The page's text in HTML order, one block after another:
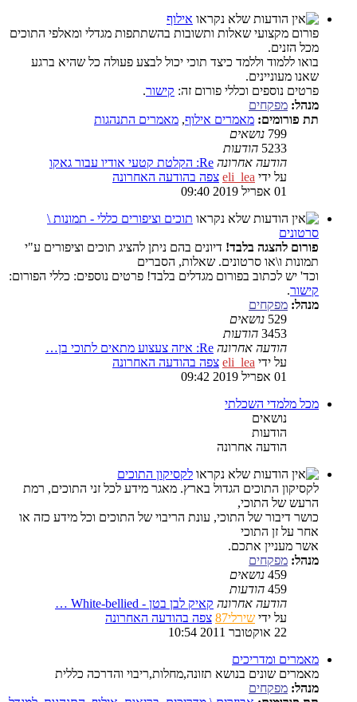
אילוף
פורום מקצועי שאלות ותשובות בהשתתפות מגדלי ומאלפי התוכים
מכל הזנים.
בואו ללמוד וללמד כיצד תוכי יכול לבצע פעולה כל שהיא ברגע
שאנו מעוניינים.
פרטים נוספים וכללי פורום זה: קישור.
מנהל: מפקחים
תת פורומים: מאמרים אילוף, מאמרים התנהגות
799 נושאים
5233 הודעות
הודעה אחרונה Re: הקלטת קטעי אודיו עבור גאקו
על ידי eli_lea צפה בהודעה האחרונה
01 אפריל 2019 09:40
תוכים וציפורים כללי - תמונות \
סרטונים
פורום להצגה בלבד! דיונים בהם ניתן להציג תוכים וציפורים ע"י
תמונות ו\או סרטונים. שאלות, הסברים
וכד' יש לכתוב בפורום מגדלים בלבד! פרטים נוספים: כללי הפורום:
קישור.
מנהל: מפקחים
529 נושאים
3453 הודעות
הודעה אחרונה Re: איזה צעצוע מתאים לתוכי בן…
על ידי eli_lea צפה בהודעה האחרונה
01 אפריל 2019 09:42
מכל מלמדי השכלתי
נושאים
הודעות
הודעה אחרונה
לקסיקון התוכים
לקסיקון התוכים הגדול בארץ. מאגר מידע לכל זני התוכים, רמת
הרעש של התוכי,
כושר דיבור של התוכי, עונת הריבוי של התוכים וכל מידע כזה או
אחר על זן התוכי
אשר מעניין אתכם.
מנהל: מפקחים
459 נושאים
459 הודעות
הודעה אחרונה קאיק לבן בטן - White-bellied …
על ידי שירלי87
צפה בהודעה האחרונה
22 אוקטובר 2011 10:54
מאמרים ומדריכים
מאמרים שונים בנושא תזונה,מחלות,ריבוי והדרכה כללית
מנהל: מפקחים